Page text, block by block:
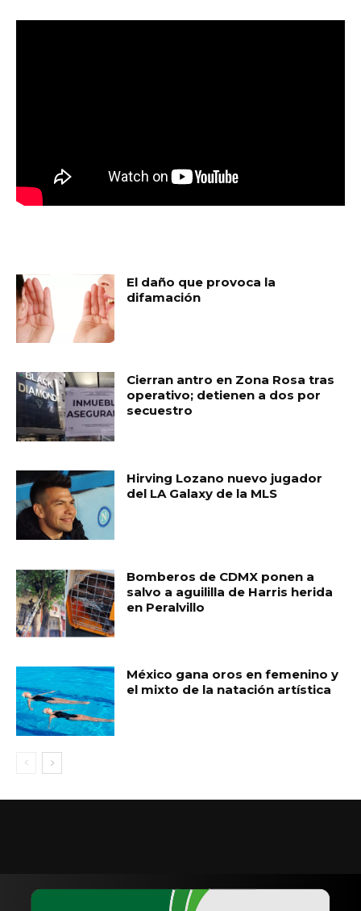
El daño que provoca la
difamación
Cierran antro en Zona Rosa tras
operativo; detienen a dos por
secuestro
Hirving Lozano nuevo jugador
del LA Galaxy de la MLS
Bomberos de CDMX ponen a
salvo a aguililla de Harris herida
en Peralvillo
México gana oros en femenino y
el mixto de la natación artística